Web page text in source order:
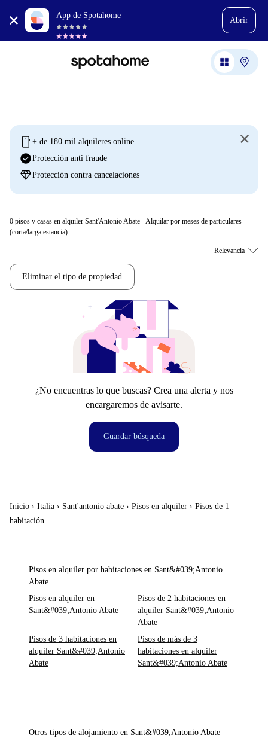
App de Spotahome
Abrir
mobile + de 180 mil alquileres online
check_circleProtección anti fraude
diamondProtección contra cancelaciones
0 pisos y casas en alquiler Sant'Antonio Abate - Alquilar por meses de particulares
(corta/larga estancia)
Eliminar el tipo de propiedad
¿No encuentras lo que buscas? Crea una alerta y nos
encargaremos de avisarte.
Guardar búsqueda
Inicio › Italia › Sant'antonio abate › Pisos en alquiler › Pisos de 1
habitación
Pisos en alquiler por habitaciones en Sant&#039;Antonio
Abate
Pisos en alquiler en
Sant&#039;Antonio Abate
Pisos de 2 habitaciones en
alquiler Sant&#039;Antonio
Abate
Pisos de 3 habitaciones en
alquiler Sant&#039;Antonio
Abate
Pisos de más de 3
habitaciones en alquiler
Sant&#039;Antonio Abate
Otros tipos de alojamiento en Sant&#039;Antonio Abate